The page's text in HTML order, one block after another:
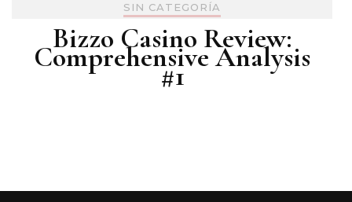
SIN CATEGORÍA
Bizzo Casino Review:
Comprehensive Analysis
#1